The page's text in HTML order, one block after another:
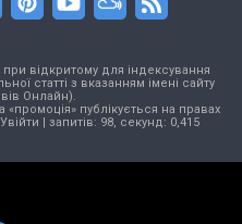
відкритому для індексування
статті з вказанням імені сайту
Онлайн).
публікується на правах
Увійти | запитів: 98, секунд: 0,415